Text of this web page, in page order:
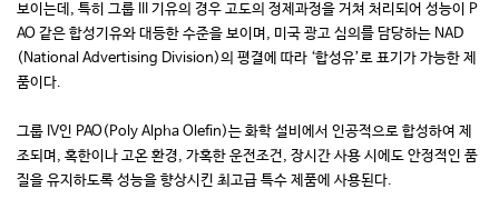
보이는데, 특히 그룹 III 기유의 경우 고도의 정제과정을 거쳐 처리되어 성능이 P
AO 같은 합성기유와 대등한 수준을 보이며, 미국 광고 심의를 담당하는 NAD
(National Advertising Division)의 평결에 따라 ‘합성유’로 표기가 가능한 제
품이다.
그룹 IV인 PAO(Poly Alpha Olefin)는 화학 설비에서 인공적으로 합성하여 제
조되며, 혹한이나 고온 환경, 가혹한 운전조건, 장시간 사용 시에도 안정적인 품
질을 유지하도록 성능을 향상시킨 최고급 특수 제품에 사용된다.